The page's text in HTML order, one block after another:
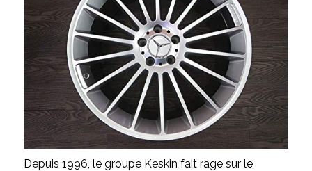
Depuis 1996, le groupe Keskin fait rage sur le